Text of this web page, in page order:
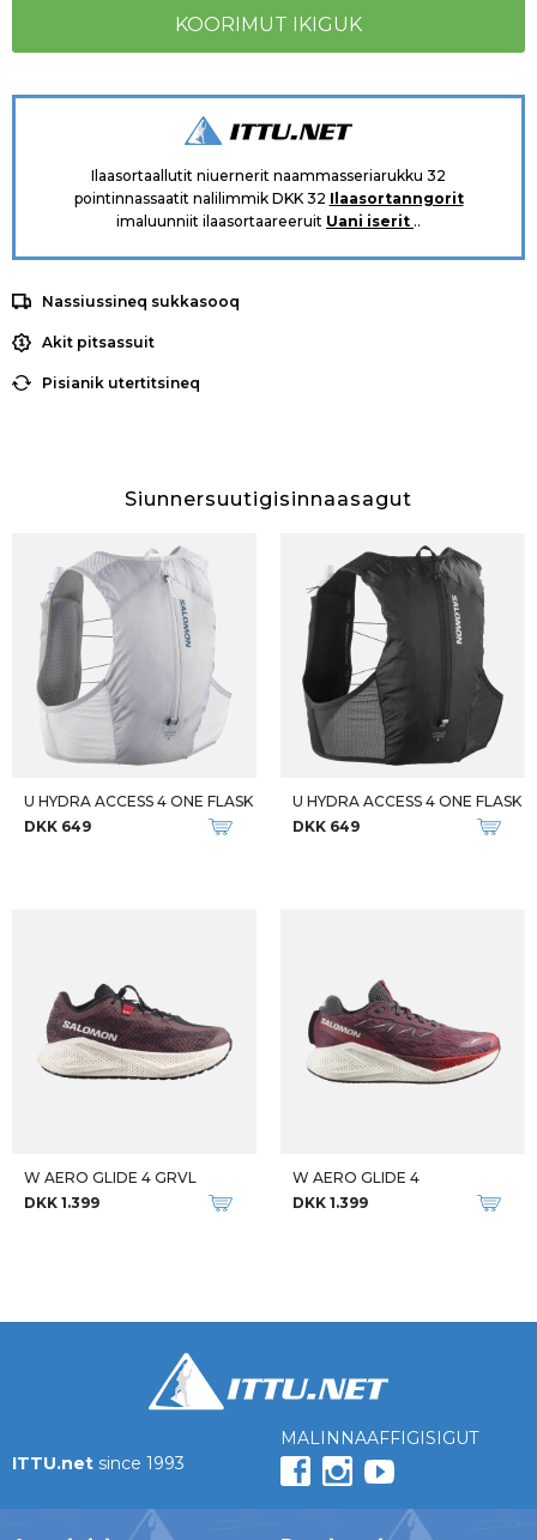
Ilaasortaallutit niuernerit naammasseriarukku 32
pointinnassaatit nalilimmik DKK 32 Ilaasortanngorit
imaluunniit ilaasortaareeruit Uani iserit ..
Nassiussineq sukkasooq
Akit pitsassuit
Pisianik utertitsineq
Siunnersuutigisinnaasagut
U HYDRA ACCESS 4 ONE FLASK
DKK 649
U HYDRA ACCESS 4 ONE FLASK
DKK 649
W AERO GLIDE 4 GRVL
DKK 1.399
W AERO GLIDE 4
DKK 1.399
ITTU.net since 1993
MALINNAAFFIGISIGUT